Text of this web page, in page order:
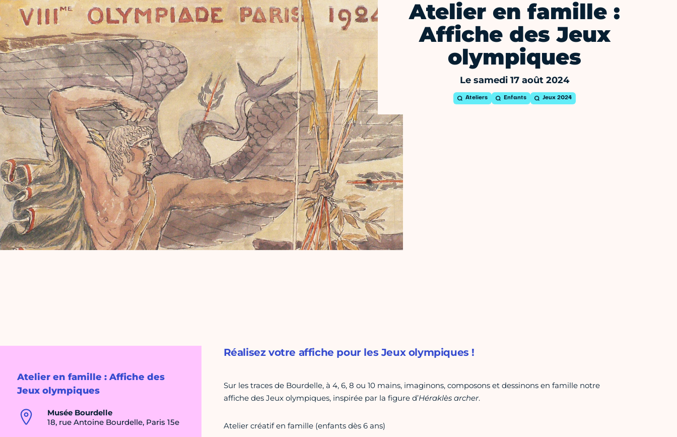
Atelier en famille :
Affiche des Jeux
olympiques
Le samedi 17 août 2024
Ateliers Enfants Jeux 2024
Atelier en famille : Affiche des
Jeux olympiques
Musée Bourdelle
18, rue Antoine Bourdelle, Paris 15e
Réalisez votre affiche pour les Jeux olympiques !
Sur les traces de Bourdelle, à 4, 6, 8 ou 10 mains, imaginons, composons et dessinons en famille notre
affiche des Jeux olympiques, inspirée par la figure d’Héraklès archer.
Atelier créatif en famille (enfants dès 6 ans)